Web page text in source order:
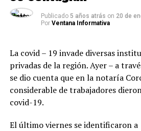
Publicado 5 años atrás on 20 de
Por Ventana Informativa
La covid – 19 invade diversas
privadas de la región. Ayer – a
se dio cuenta que en la notaría
considerable de trabajadores
covid-19.
El último viernes se identificaron a